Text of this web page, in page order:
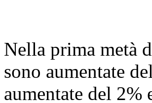
Nella prima metà
sono aumentate
aumentate del